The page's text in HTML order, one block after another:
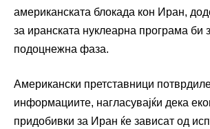
американската блокада кон Иран,
за иранската нуклеарна програма би
подоцнежна фаза.
Американски претставници
информациите, нагласувајќи дека
придобивки за Иран ќе зависат од